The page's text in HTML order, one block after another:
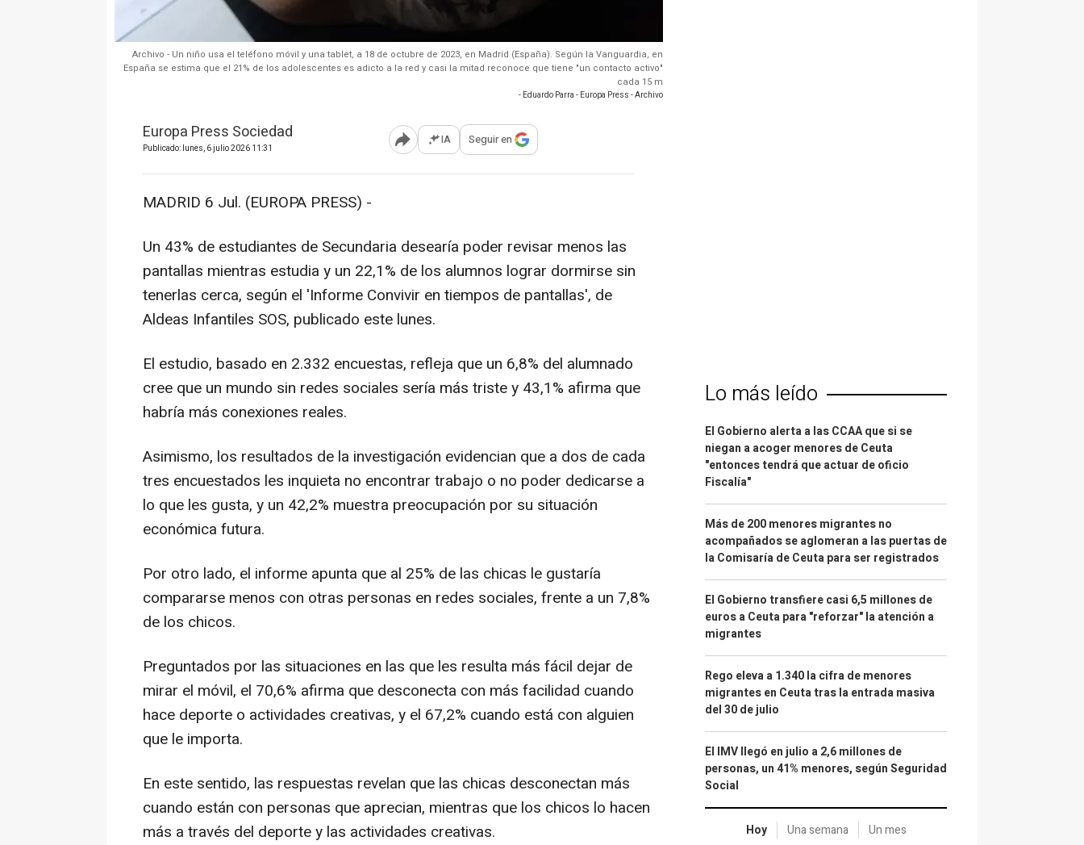
Archivo - Un niño usa el teléfono móvil y una tablet, a 18 de octubre de 2023, en Madrid (España). Según la Vanguardia, en
España se estima que el 21% de los adolescentes es adicto a la red y casi la mitad reconoce que tiene "un contacto activo"
cada 15 m
- Eduardo Parra - Europa Press - Archivo
Europa Press Sociedad
Publicado: lunes, 6 julio 2026 11:31 Abrir opciones para compartir
IA Seguir en
MADRID 6 Jul. (EUROPA PRESS) -
Un 43% de estudiantes de Secundaria desearía poder revisar menos las
pantallas mientras estudia y un 22,1% de los alumnos lograr dormirse sin
tenerlas cerca, según el 'Informe Convivir en tiempos de pantallas', de
Aldeas Infantiles SOS, publicado este lunes.
El estudio, basado en 2.332 encuestas, refleja que un 6,8% del alumnado
cree que un mundo sin redes sociales sería más triste y 43,1% afirma que
habría más conexiones reales.
Asimismo, los resultados de la investigación evidencian que a dos de cada
tres encuestados les inquieta no encontrar trabajo o no poder dedicarse a
lo que les gusta, y un 42,2% muestra preocupación por su situación
económica futura.
Por otro lado, el informe apunta que al 25% de las chicas le gustaría
compararse menos con otras personas en redes sociales, frente a un 7,8%
de los chicos.
Preguntados por las situaciones en las que les resulta más fácil dejar de
mirar el móvil, el 70,6% afirma que desconecta con más facilidad cuando
hace deporte o actividades creativas, y el 67,2% cuando está con alguien
que le importa.
En este sentido, las respuestas revelan que las chicas desconectan más
cuando están con personas que aprecian, mientras que los chicos lo hacen
más a través del deporte y las actividades creativas.
Lo más leído
El Gobierno alerta a las CCAA que si se
niegan a acoger menores de Ceuta
"entonces tendrá que actuar de oficio
Fiscalía"
Más de 200 menores migrantes no
acompañados se aglomeran a las puertas de
la Comisaría de Ceuta para ser registrados
El Gobierno transfiere casi 6,5 millones de
euros a Ceuta para "reforzar" la atención a
migrantes
Rego eleva a 1.340 la cifra de menores
migrantes en Ceuta tras la entrada masiva
del 30 de julio
El IMV llegó en julio a 2,6 millones de
personas, un 41% menores, según Seguridad
Social
Hoy Una semana Un mes